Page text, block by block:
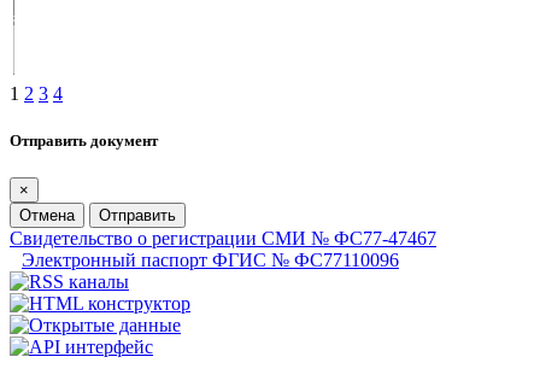
1 2 3 4
Отправить документ
×
Отмена
Отправить
Свидетельство о регистрации СМИ № ФС77-47467
Электронный паспорт ФГИС № ФС77110096